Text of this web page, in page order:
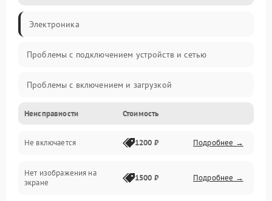
Электроника
Проблемы с подключением устройств и сетью
Проблемы с включением и загрузкой
Проблемы с изображением и монитором
Проблемы с производительностью и стабильностью
Прочие специфичные проблемы
Неисправности Стоимость
Не включается 1200 ₽ Подробнее →
Нет изображения на
экране
1500 ₽ Подробнее →